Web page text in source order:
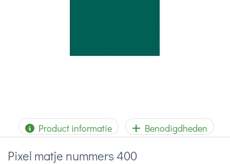
Product informatie Benodigdheden
Pixel matje nummers 400